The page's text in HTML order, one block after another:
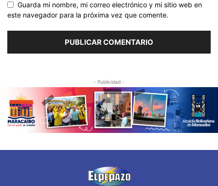
Guarda mi nombre, mi correo electrónico y mi sitio web en
este navegador para la próxima vez que comente.
- Publicidad -